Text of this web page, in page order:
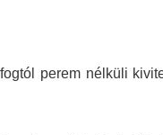
perem nélküli